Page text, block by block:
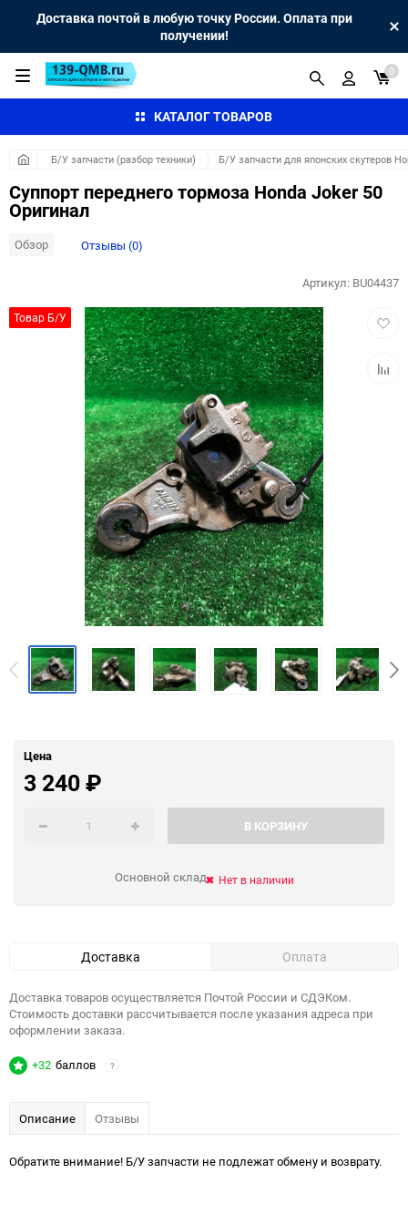
Доставка почтой в любую точку России. Оплата при
получении!
КАТАЛОГ ТОВАРОВ
0
Б/У запчасти (разбор техники) Б/У запчасти для японских скутеров
Суппорт переднего тормоза Honda Joker 50
Оригинал
Обзор Отзывы (0)
Товар Б/У
Артикул: BU04437
Цена
3 240₽
В КОРЗИНУ
Основной склад Нет в наличии
Доставка Оплата
Доставка товаров осуществляется Почтой России и СДЭКом.
Стоимость доставки рассчитывается после указания адреса при
оформлении заказа.
+32 баллов ?
Описание Отзывы
Обратите внимание! Б/У запчасти не подлежат обмену и возврату.